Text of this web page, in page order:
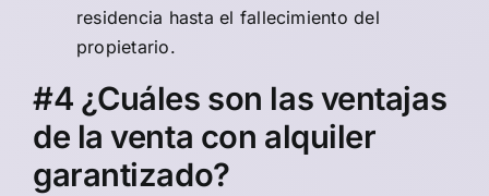
residencia hasta el fallecimiento del
propietario.
#4 ¿Cuáles son las ventajas
de la venta con alquiler
garantizado?